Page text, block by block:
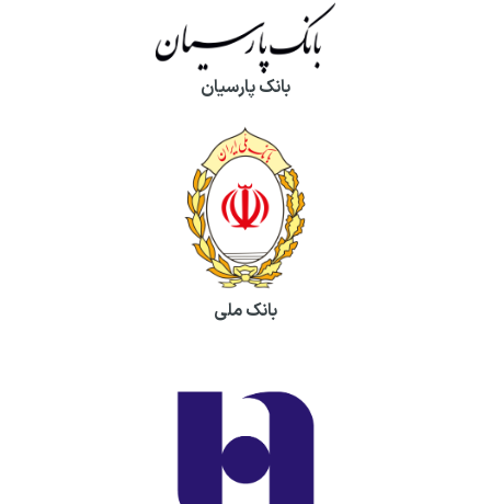
بانک پارسیان
بانک ملی